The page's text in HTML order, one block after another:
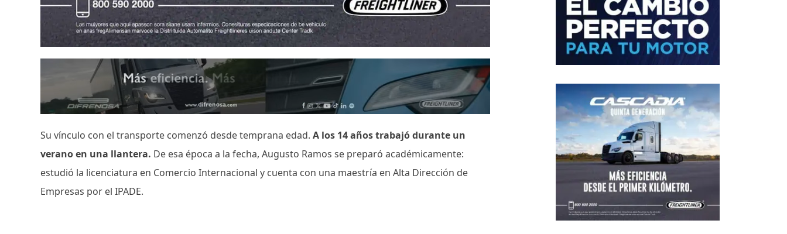
Su vínculo con el transporte comenzó desde temprana edad.A los 14 años trabajó durante un
verano en una llantera. De esa época a la fecha, Augusto Ramos se preparó académicamente:
estudió la licenciatura en Comercio Internacional y cuenta con una maestría en Alta Dirección de
Empresas por el IPADE.